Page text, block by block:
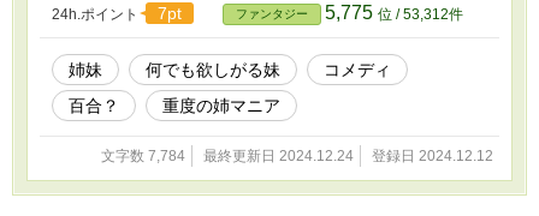
24h.ポイント 7pt ファンタジー 5,775 位 / 53,312件
姉妹 何でも欲しがる妹
コメディ
百合？
重度の姉マニア
文字数 7,784 最終更新日 2024.12.24 登録日 2024.12.12